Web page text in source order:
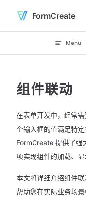
Skip to content
FormCreate
Menu
组件联动
在表单开发中，经常
个输入框的值满足特定
FormCreate 提供了强
项实现组件的加载、显
本文将详细介绍组件
帮助您在实际业务场景